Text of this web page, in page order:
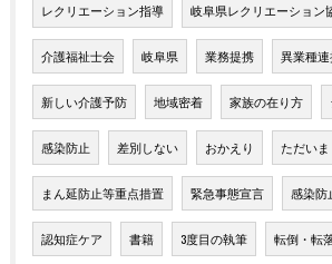
レクリエーション指導 岐阜県レクリエーション
介護福祉士会 岐阜県 業務提携 異業種
新しい介護予防 地域密着 家族の在り方
感染防止 差別しない おかえり ただいま
まん延防止等重点措置 緊急事態宣言 感染防
認知症ケア 書籍 3度目の執筆 転倒・転